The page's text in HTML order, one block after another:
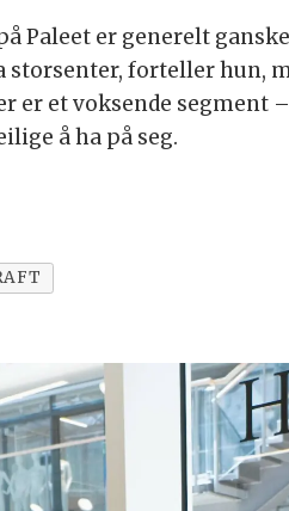
Paleet er generelt
storsenter, forteller hun,
er et voksende segment
å ha på seg.